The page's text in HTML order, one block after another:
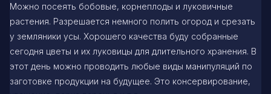
Можно посеять бобовые, корнеплоды и луковичные
растения. Разрешается немного полить огород и срезать
у земляники усы. Хорошего качества буду собранные
сегодня цветы и их луковицы для длительного хранения. В
этот день можно проводить любые виды манипуляций по
заготовке продукции на будущее. Это консервирование,